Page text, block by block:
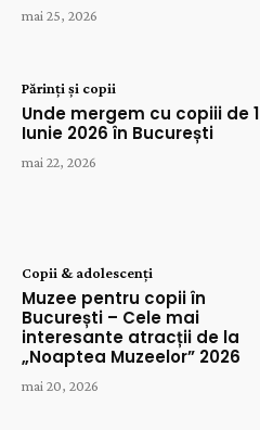
mai 25, 2026
Părinți și copii
Unde mergem cu copiii de 1
Iunie 2026 în București
mai 22, 2026
Copii & adolescenți
Muzee pentru copii în
București – Cele mai
interesante atracții de la
„Noaptea Muzeelor” 2026
mai 20, 2026